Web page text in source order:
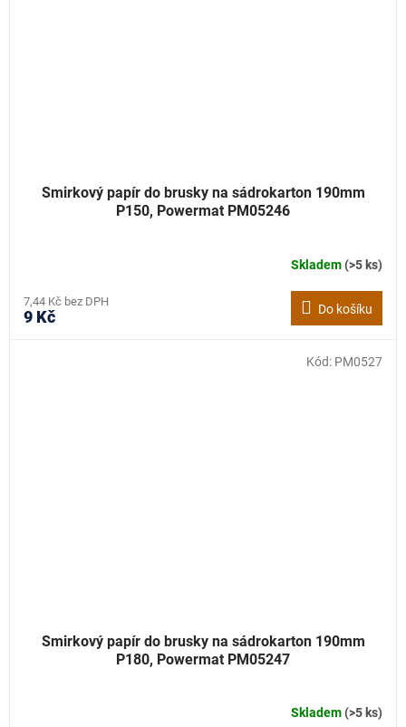
Smirkový papír do brusky na sádrokarton 190mm
P150, Powermat PM05246
Skladem(>5 ks)
7,44 Kč bez DPH
9 Kč Do košíku
Smirkový papír do brusky na sádrokarton 190mm
P180, Powermat PM05247
Skladem(>5 ks)
Kód: PM0527